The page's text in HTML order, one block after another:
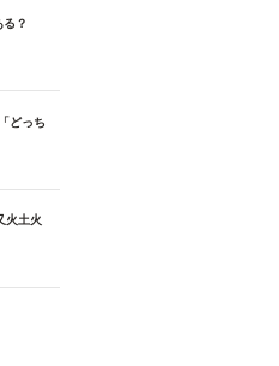
？
どっち
火土火